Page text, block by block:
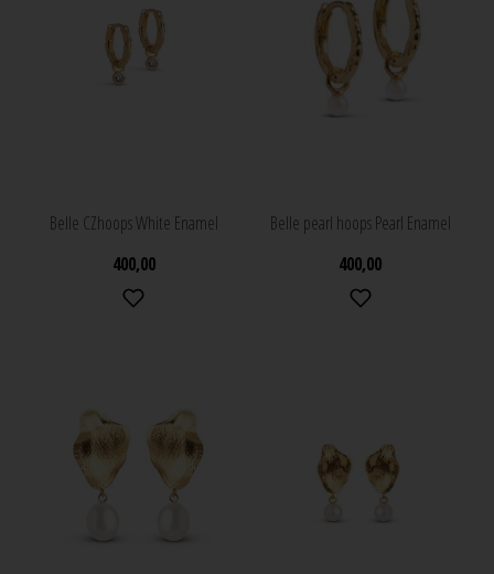
Belle CZhoops White Enamel
400,00
Belle pearl hoops Pearl Enamel
400,00